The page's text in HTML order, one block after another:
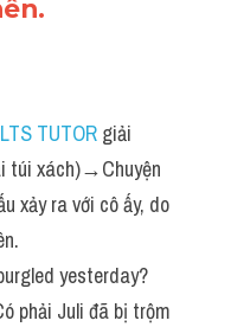
TUTOR giải
túi xách)→Chuyện
xảy ra với cô ấy, do
yesterday?
phải Juli đã bị trộm